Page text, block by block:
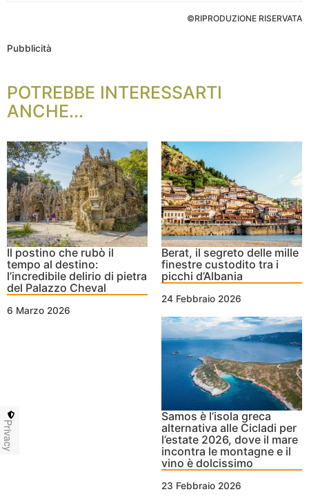
©RIPRODUZIONE RISERVATA
Pubblicità
POTREBBE INTERESSARTI
ANCHE...
Il postino che rubò il
tempo al destino:
l’incredibile delirio di pietra
del Palazzo Cheval
6 Marzo 2026
Berat, il segreto delle mille
finestre custodito tra i
picchi d’Albania
24 Febbraio 2026
Samos è l’isola greca
alternativa alle Cicladi per
l’estate 2026, dove il mare
incontra le montagne e il
vino è dolcissimo
23 Febbraio 2026
Privacy